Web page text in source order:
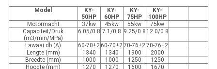
Model
KY-
50HP
KY-
60HP
KY-
75HP
KY-
100HP
Motormacht
37kw 45kw 55kw
75kw
Capaciteit/Druk
(m3/min/MPa)
6.05/0.8 7.1/0.8 9.25/0.8 12.0/0.8
Lawaai db (A) 60-70±2 60-70±270-76±270-76±2
Lengte (mm)
1340 1340 1900
2000
Breedte (mm)
1000 1000 1250
1250
Hoogte (mm)
1270 1270 1600
1670